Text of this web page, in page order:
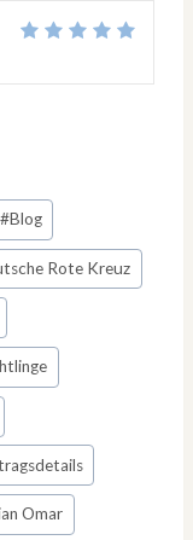
#Blog
Rote Kreuz
Omar